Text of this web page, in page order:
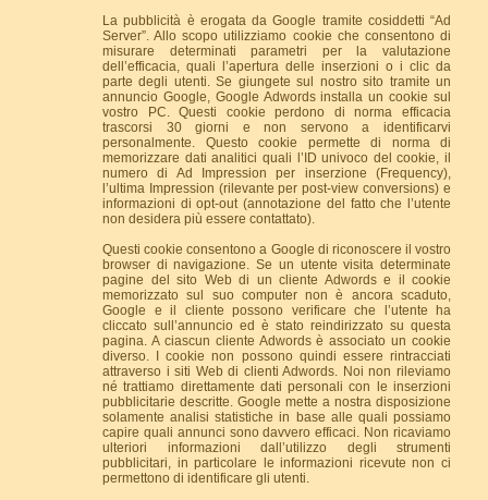
La pubblicità è erogata da Google tramite cosiddetti “Ad
Server”. Allo scopo utilizziamo cookie che consentono di
misurare determinati parametri per la valutazione
dell’efficacia, quali l’apertura delle inserzioni o i clic da
parte degli utenti. Se giungete sul nostro sito tramite un
annuncio Google, Google Adwords installa un cookie sul
vostro PC. Questi cookie perdono di norma efficacia
trascorsi 30 giorni e non servono a identificarvi
personalmente. Questo cookie permette di norma di
memorizzare dati analitici quali l’ID univoco del cookie, il
numero di Ad Impression per inserzione (Frequency),
l’ultima Impression (rilevante per post-view conversions) e
informazioni di opt-out (annotazione del fatto che l’utente
non desidera più essere contattato).
Questi cookie consentono a Google di riconoscere il vostro
browser di navigazione. Se un utente visita determinate
pagine del sito Web di un cliente Adwords e il cookie
memorizzato sul suo computer non è ancora scaduto,
Google e il cliente possono verificare che l’utente ha
cliccato sull’annuncio ed è stato reindirizzato su questa
pagina. A ciascun cliente Adwords è associato un cookie
diverso. I cookie non possono quindi essere rintracciati
attraverso i siti Web di clienti Adwords. Noi non rileviamo
né trattiamo direttamente dati personali con le inserzioni
pubblicitarie descritte. Google mette a nostra disposizione
solamente analisi statistiche in base alle quali possiamo
capire quali annunci sono davvero efficaci. Non ricaviamo
ulteriori informazioni dall’utilizzo degli strumenti
pubblicitari, in particolare le informazioni ricevute non ci
permettono di identificare gli utenti.